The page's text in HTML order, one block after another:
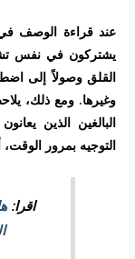
عند قراءة الوصف في
يشتركون في نفس
القلق وصولاً إلى
وغيرها. ومع ذلك،
البالغين الذين
التوجيه بمرور الوقت،
اقرا: